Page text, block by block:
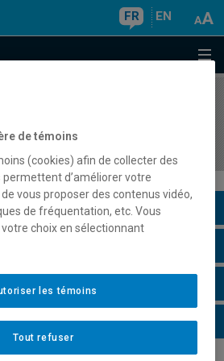
FR EN
de témoins
(cookies) afin de collecter des
d’améliorer votre
vous proposer des contenus vidéo,
de fréquentation, etc. Vous
choix en sélectionnant
Tout refuser
les témoins